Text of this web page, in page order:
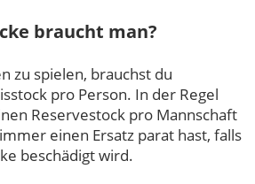
braucht man?
zu spielen, brauchst du
pro Person. In der Regel
Reservestock pro Mannschaft
einen Ersatz parat hast, falls
beschädigt wird.